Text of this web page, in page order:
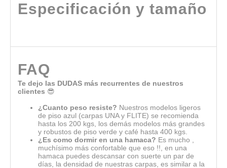
Especificación y tamaño
FAQ
Te dejo las DUDAS más recurrentes de nuestros
clientes 😎
¿Cuanto peso resiste? Nuestros modelos ligeros
de piso azul (carpas UNA y FLITE) se recomienda
hasta los 200 kgs, los demás modelos más grandes
y robustos de piso verde y café hasta 400 kgs.
¿Es como dormir en una hamaca? Es mucho ,
muchísimo más confortable que eso !!, en una
hamaca puedes descansar con suerte un par de
días, la densidad de nuestras carpas, es similar a la